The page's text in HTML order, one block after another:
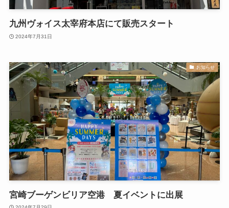
九州ヴォイス太宰府本店にて販売スタート
2024年7月31日
お知らせ
宮崎ブーゲンビリア空港 夏イベントに出展